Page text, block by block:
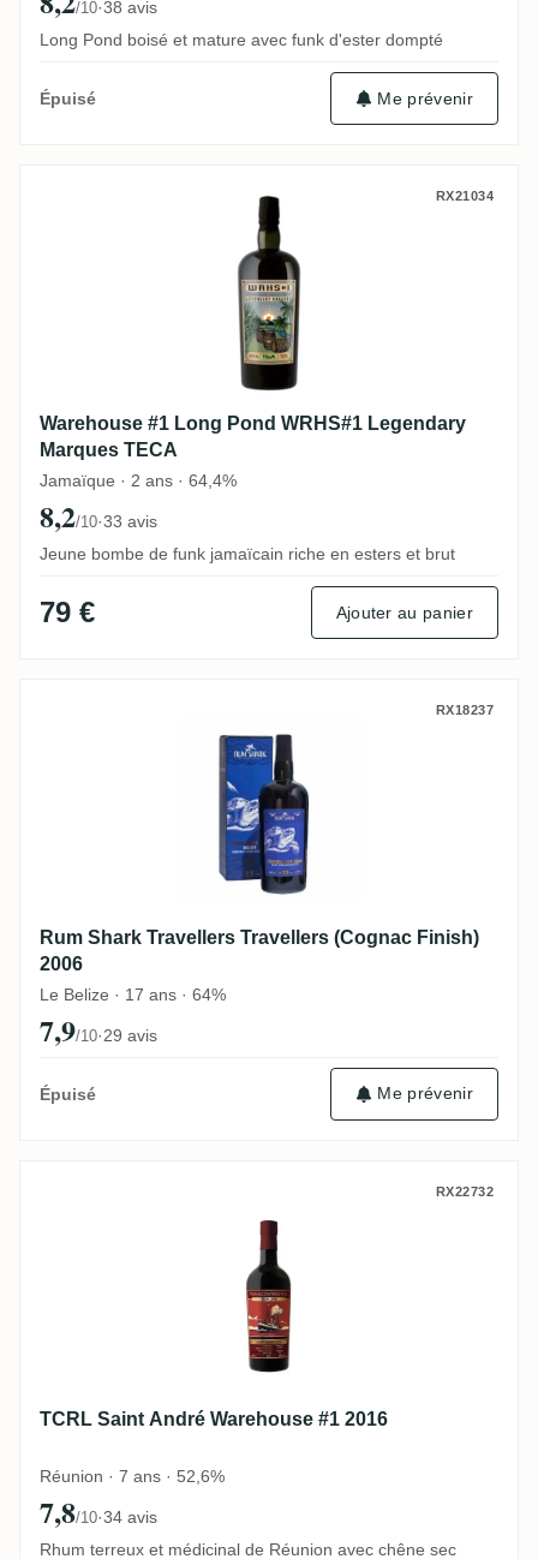
/10·38 avis
Long Pond boisé et mature avec funk d'ester dompté
Épuisé Me prévenir
Warehouse #1 Long Pond WRHS#1RX21034
Warehouse #1 Long Pond WRHS#1 Legendary
Marques TECA
Jamaïque · 2 ans · 64,4%
8,2/10·33 avis
Jeune bombe de funk jamaïcain riche en esters et brut
79 € Ajouter au panier
Rum Shark Travellers Travellers (Cognac
RX18237
Rum Shark Travellers Travellers (Cognac Finish)
2006
Le Belize · 17 ans · 64%
7,9/10·29 avis
Épuisé Me prévenir
TCRL Saint André Warehouse #1 2016
RX22732
TCRL Saint André Warehouse #1 2016
Réunion · 7 ans · 52,6%
7,8/10·34 avis
Rhum terreux et médicinal de Réunion avec chêne sec